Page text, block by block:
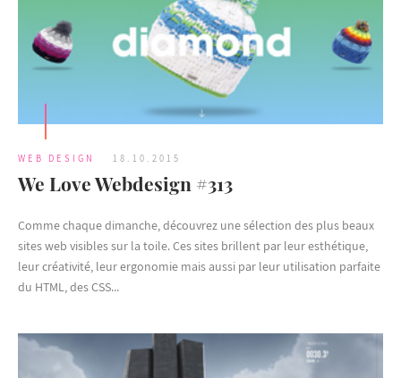
WEB DESIGN 18.10.2015
We Love Webdesign #313
Comme chaque dimanche, découvrez une sélection des plus beaux
sites web visibles sur la toile. Ces sites brillent par leur esthétique,
leur créativité, leur ergonomie mais aussi par leur utilisation parfaite
du HTML, des CSS...